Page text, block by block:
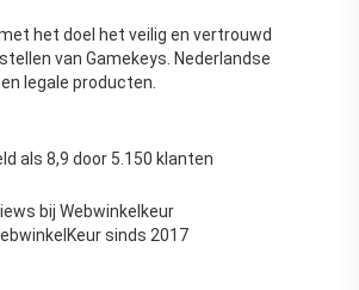
het doel het veilig en vertrouwd
van Gamekeys. Nederlandse
legale producten.
als 8,9 door 5.150 klanten
bij Webwinkelkeur
sinds 2017